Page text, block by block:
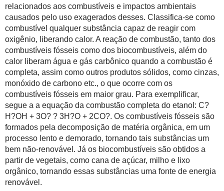
relacionados aos combustíveis e impactos ambientais
causados pelo uso exagerados desses. Classifica-se como
combustível qualquer substância capaz de reagir com
oxigênio, liberando calor. A reação de combustão, tanto dos
combustíveis fósseis como dos biocombustíveis, além do
calor liberam água e gás carbônico quando a combustão é
completa, assim como outros produtos sólidos, como cinzas,
monóxido de carbono etc., o que ocorre com os
combustíveis fósseis em maior grau. Para exemplificar,
segue a a equação da combustão completa do etanol: C?
H?OH + 3O? ? 3H?O + 2CO?. Os combustíveis fósseis são
formados pela decomposição de matéria orgânica, em um
processo lento e demorado, tornando tais substâncias um
bem não-renovável. Já os biocombustíveis são obtidos a
partir de vegetais, como cana de açúcar, milho e lixo
orgânico, tornando essas substâncias uma fonte de energia
renovável.